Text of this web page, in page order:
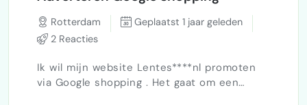
Rotterdam
Geplaatst 1 jaar geleden
2 Reacties
Ik wil mijn website Lentes****nl promoten
via Google shopping . Het gaat om een